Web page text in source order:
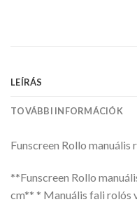
LEÍRÁS
TOVÁBBI INFORMÁCIÓK
Funscreen Rollo
**Funscreen Rollo
cm** * Manuális fali rolós